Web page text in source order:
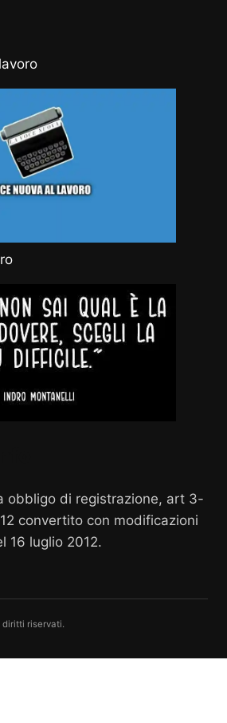
obbligo di registrazione, art 3-
convertito con modificazioni
16 luglio 2012.
diritti riservati.